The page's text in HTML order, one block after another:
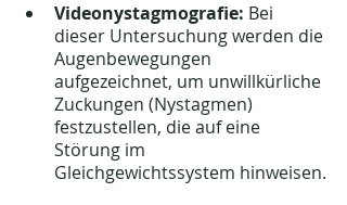
Videonystagmografie: Bei
dieser Untersuchung werden die
Augenbewegungen
aufgezeichnet, um unwillkürliche
Zuckungen (Nystagmen)
festzustellen, die auf eine
Störung im
Gleichgewichtssystem hinweisen.